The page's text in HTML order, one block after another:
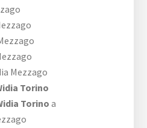
Mezzago
Torino
Torino a